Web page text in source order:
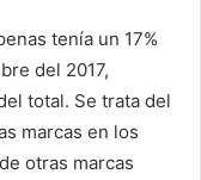
tenía un 17%
del 2017,
total. Se trata del
marcas en los
otras marcas